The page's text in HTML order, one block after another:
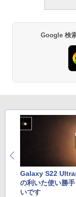
Google 検
Galaxy S22 Ultra
の利いた使い勝
いです